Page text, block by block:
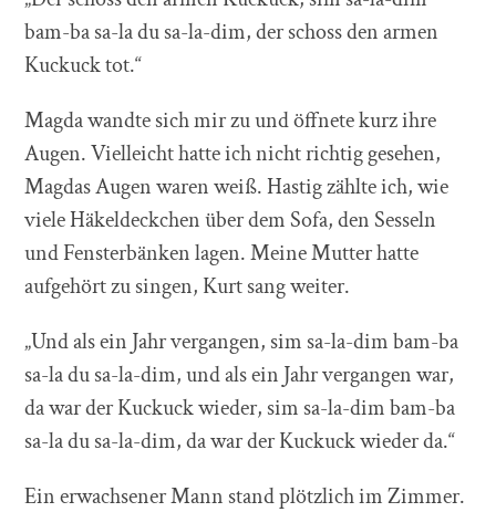
bam-ba sa-la du sa-la-dim, der schoss den armen
Kuckuck tot.“
Magda wandte sich mir zu und öffnete kurz ihre
Augen. Vielleicht hatte ich nicht richtig gesehen,
Magdas Augen waren weiß. Hastig zählte ich, wie
viele Häkeldeckchen über dem Sofa, den Sesseln
und Fensterbänken lagen. Meine Mutter hatte
aufgehört zu singen, Kurt sang weiter.
„Und als ein Jahr vergangen, sim sa-la-dim bam-ba
sa-la du sa-la-dim, und als ein Jahr vergangen war,
da war der Kuckuck wieder, sim sa-la-dim bam-ba
sa-la du sa-la-dim, da war der Kuckuck wieder da.“
Ein erwachsener Mann stand plötzlich im Zimmer.